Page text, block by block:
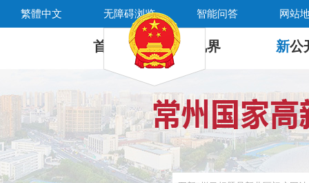
繁體中文 无障碍浏览 智能问答 网站
首 页 新 视界 新公